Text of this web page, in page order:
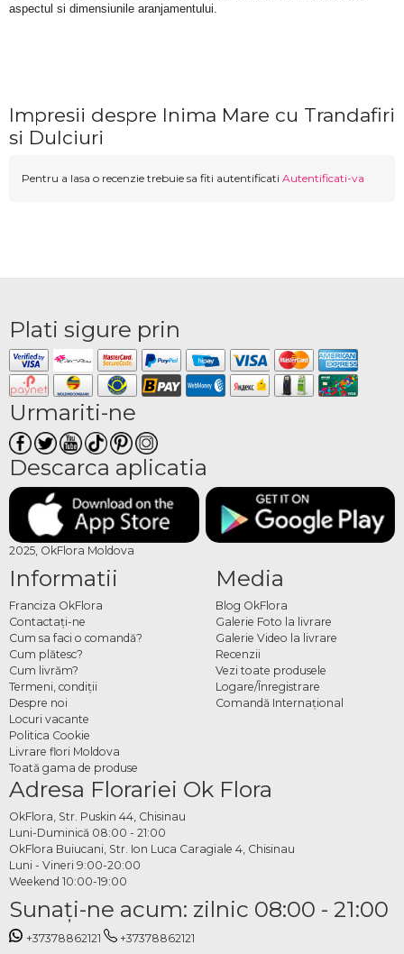
aspectul si dimensiunile aranjamentului.
Impresii despre Inima Mare cu Trandafiri
si Dulciuri
Pentru a lasa o recenzie trebuie sa fiti autentificati Autentificati-va
Plati sigure prin
Urmariti-ne
Descarca aplicatia
2025, OkFlora Moldova
Informatii
Franciza OkFlora
Contactaţi-ne
Cum sa faci o comandă?
Cum plătesc?
Cum livrăm?
Termeni, condiţii
Despre noi
Locuri vacante
Politica Cookie
Livrare flori Moldova
Toată gama de produse
Media
Blog OkFlora
Galerie Foto la livrare
Galerie Video la livrare
Recenzii
Vezi toate produsele
Logare/Înregistrare
Comandă Internațional
Adresa Florariei Ok Flora
OkFlora, Str. Puskin 44, Chisinau
Luni-Duminică 08:00 - 21:00
OkFlora Buiucani, Str. Ion Luca Caragiale 4, Chisinau
Luni - Vineri 9:00-20:00
Weekend 10:00-19:00
Sunaţi-ne acum: zilnic 08:00 - 21:00
+37378862121 +37378862121